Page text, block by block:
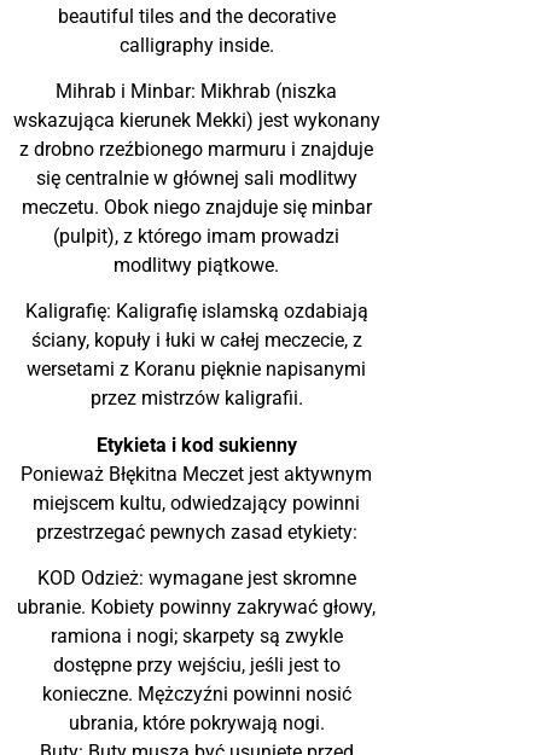
beautiful tiles and the decorative
calligraphy inside.
Mihrab i Minbar: Mikhrab (niszka
wskazująca kierunek Mekki) jest wykonany
z drobno rzeźbionego marmuru i znajduje
się centralnie w głównej sali modlitwy
meczetu. Obok niego znajduje się minbar
(pulpit), z którego imam prowadzi
modlitwy piątkowe.
Kaligrafię: Kaligrafię islamską ozdabiają
ściany, kopuły i łuki w całej meczecie, z
wersetami z Koranu pięknie napisanymi
przez mistrzów kaligrafii.
Etykieta i kod sukienny
Ponieważ Błękitna Meczet jest aktywnym
miejscem kultu, odwiedzający powinni
przestrzegać pewnych zasad etykiety:
KOD Odzież: wymagane jest skromne
ubranie. Kobiety powinny zakrywać głowy,
ramiona i nogi; skarpety są zwykle
dostępne przy wejściu, jeśli jest to
konieczne. Mężczyźni powinni nosić
ubrania, które pokrywają nogi.